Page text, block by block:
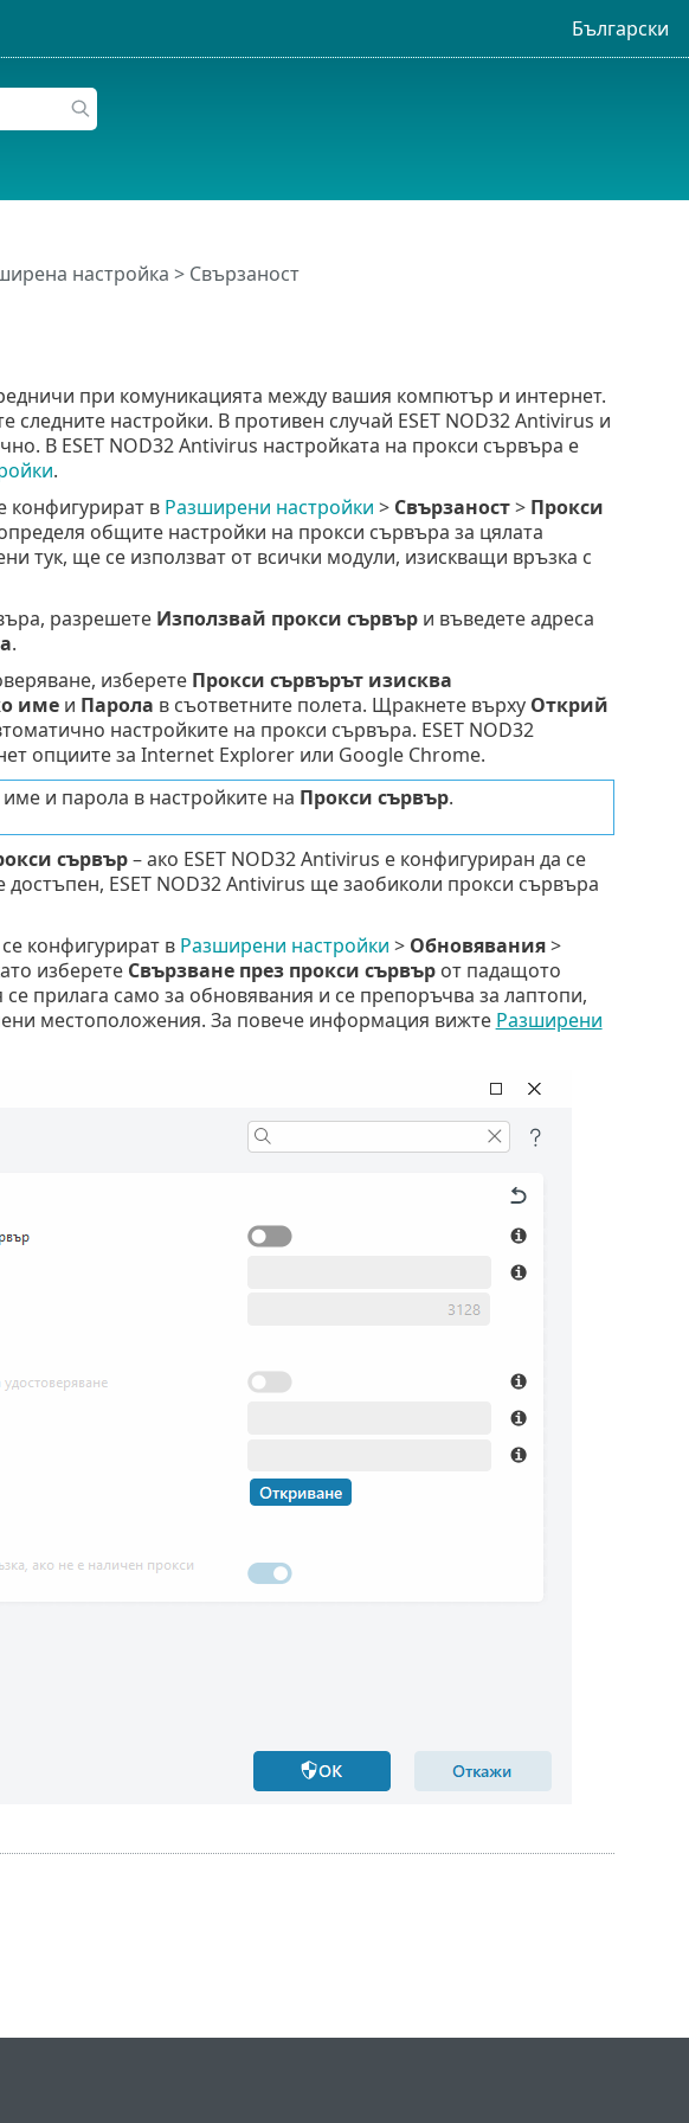
Български
настройка > Свързаност
при комуникацията между вашия компютър и интернет.
настройки. В противен случай ESET NOD32 Antivirus и
В ESET NOD32 Antivirus настройката на прокси сървъра е
.
конфигурират в Разширени настройки > Свързаност> Прокси
общите настройки на прокси сървъра за цялата
тук, ще се използват от всички модули, изискващи връзка с
разрешете Използвай прокси сървъри въведете адреса
.
изберете Прокси сървърът изисква
имеи Парола в съответните полета. Щракнете върху Открий
настройките на прокси сървъра. ESET NOD32
опциите за Internet Explorer или Google Chrome.
и парола в настройките на Прокси сървър.
сървър– ако ESET NOD32 Antivirus е конфигуриран да се
ESET NOD32 Antivirus ще заобиколи прокси сървъра
конфигурират в Разширени настройки > Обновявания>
изберете Свързване през прокси сървърот падащото
се прилага само за обновявания и се препоръчва за лаптопи,
местоположения. За повече информация вижте Разширени